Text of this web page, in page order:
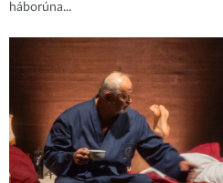
háborúna...